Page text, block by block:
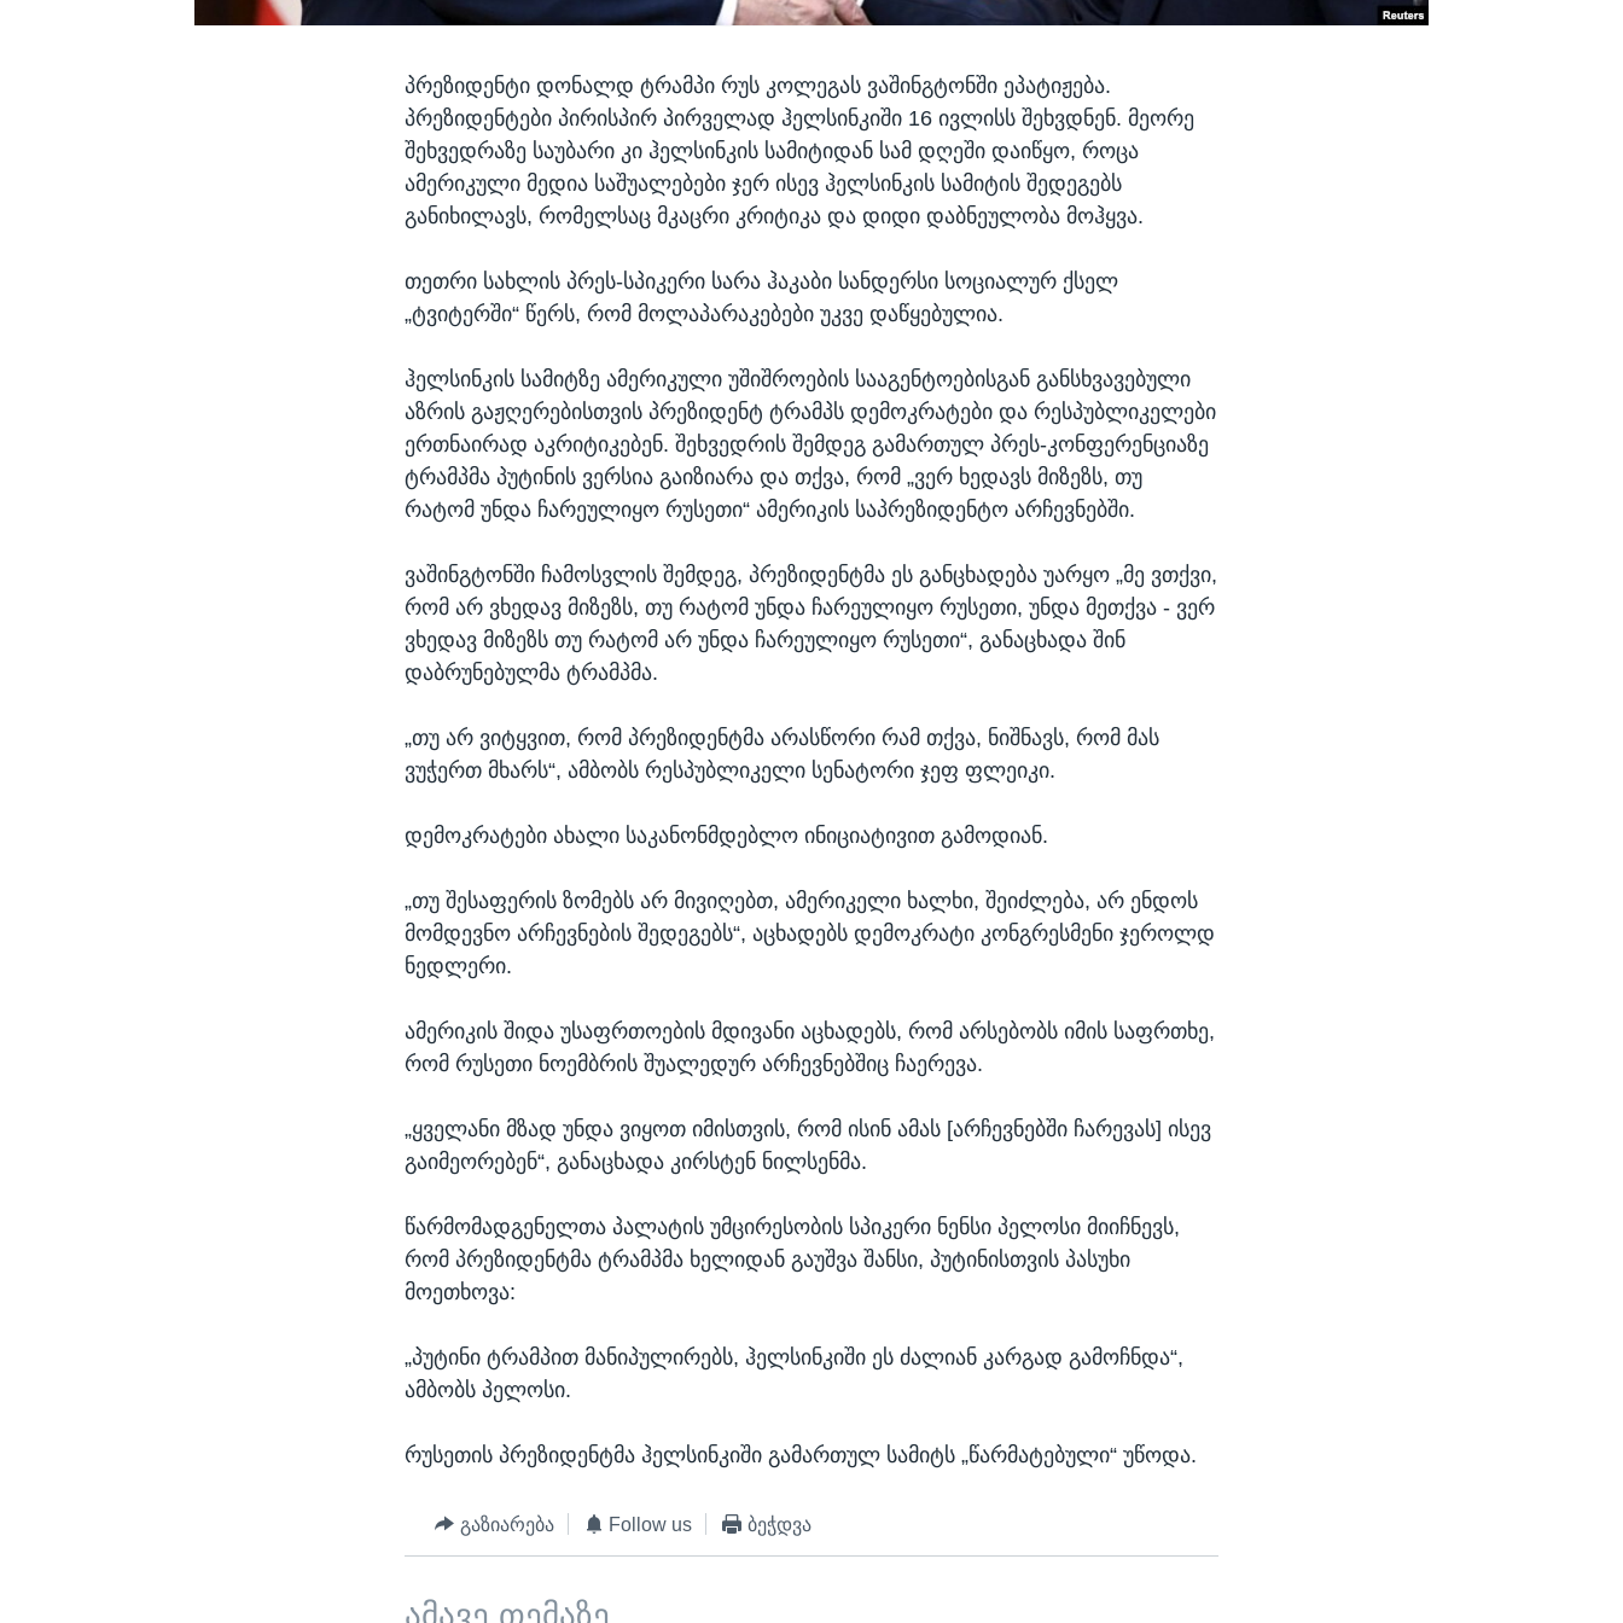
პრეზიდენტი დონალდ ტრამპი რუს კოლეგას ვაშინგტონში ეპატიჟება.
პრეზიდენტები პირისპირ პირველად ჰელსინკიში 16 ივლისს შეხვდნენ. მეორე
შეხვედრაზე საუბარი კი ჰელსინკის სამიტიდან სამ დღეში დაიწყო, როცა
ამერიკული მედია საშუალებები ჯერ ისევ ჰელსინკის სამიტის შედეგებს
განიხილავს, რომელსაც მკაცრი კრიტიკა და დიდი დაბნეულობა მოჰყვა.
თეთრი სახლის პრეს-სპიკერი სარა ჰაკაბი სანდერსი სოციალურ ქსელ
„ტვიტერში“ წერს, რომ მოლაპარაკებები უკვე დაწყებულია.
ჰელსინკის სამიტზე ამერიკული უშიშროების სააგენტოებისგან განსხვავებული
აზრის გაჟღერებისთვის პრეზიდენტ ტრამპს დემოკრატები და რესპუბლიკელები
ერთნაირად აკრიტიკებენ. შეხვედრის შემდეგ გამართულ პრეს-კონფერენციაზე
ტრამპმა პუტინის ვერსია გაიზიარა და თქვა, რომ „ვერ ხედავს მიზეზს, თუ
რატომ უნდა ჩარეულიყო რუსეთი“ ამერიკის საპრეზიდენტო არჩევნებში.
ვაშინგტონში ჩამოსვლის შემდეგ, პრეზიდენტმა ეს განცხადება უარყო „მე ვთქვი,
რომ არ ვხედავ მიზეზს, თუ რატომ უნდა ჩარეულიყო რუსეთი, უნდა მეთქვა - ვერ
ვხედავ მიზეზს თუ რატომ არ უნდა ჩარეულიყო რუსეთი“, განაცხადა შინ
დაბრუნებულმა ტრამპმა.
„თუ არ ვიტყვით, რომ პრეზიდენტმა არასწორი რამ თქვა, ნიშნავს, რომ მას
ვუჭერთ მხარს“, ამბობს რესპუბლიკელი სენატორი ჯეფ ფლეიკი.
დემოკრატები ახალი საკანონმდებლო ინიციატივით გამოდიან.
„თუ შესაფერის ზომებს არ მივიღებთ, ამერიკელი ხალხი, შეიძლება, არ ენდოს
მომდევნო არჩევნების შედეგებს“, აცხადებს დემოკრატი კონგრესმენი ჯეროლდ
ნედლერი.
ამერიკის შიდა უსაფრთოების მდივანი აცხადებს, რომ არსებობს იმის საფრთხე,
რომ რუსეთი ნოემბრის შუალედურ არჩევნებშიც ჩაერევა.
„ყველანი მზად უნდა ვიყოთ იმისთვის, რომ ისინ ამას [არჩევნებში ჩარევას] ისევ
გაიმეორებენ“, განაცხადა კირსტენ ნილსენმა.
წარმომადგენელთა პალატის უმცირესობის სპიკერი ნენსი პელოსი მიიჩნევს,
რომ პრეზიდენტმა ტრამპმა ხელიდან გაუშვა შანსი, პუტინისთვის პასუხი
მოეთხოვა:
„პუტინი ტრამპით მანიპულირებს, ჰელსინკიში ეს ძალიან კარგად გამოჩნდა“,
ამბობს პელოსი.
რუსეთის პრეზიდენტმა ჰელსინკიში გამართულ სამიტს „წარმატებული“ უწოდა.
გაზიარება Follow us ბეჭდვა